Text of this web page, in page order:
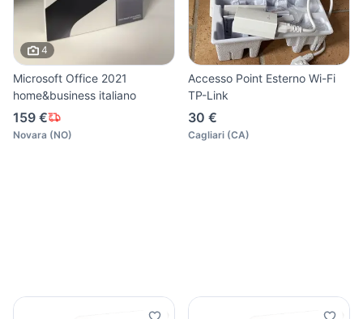
4
Microsoft Office 2021
home&business italiano
159 €
Novara (NO)
Accesso Point Esterno Wi-Fi
TP-Link
30 €
Cagliari (CA)